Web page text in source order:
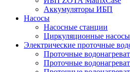
Аккумуляторы ИБП
Насосы
Насосные станции
Циркуляционные насосы
Электрические проточные
Проточные
Проточные